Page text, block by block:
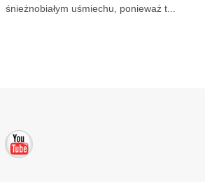
śnieżnobiałym uśmiechu, ponieważ t...